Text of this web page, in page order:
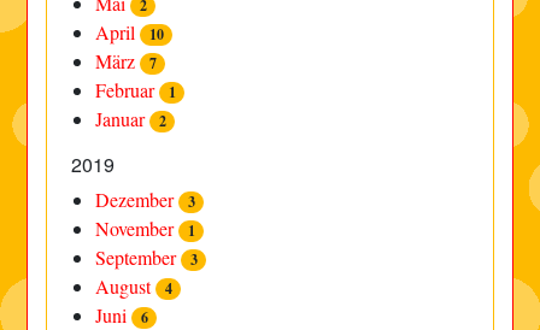
2
April 10
März 7
Februar 1
Januar 2
2019
Dezember 3
November 1
September 3
August 4
Juni 6